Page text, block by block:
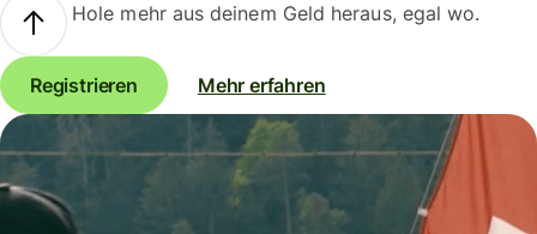
Hole mehr aus deinem Geld heraus, egal wo.
Registrieren Mehr erfahren